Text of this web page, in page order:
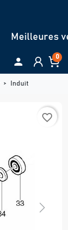
Meilleures
 0
Induit
favorite_border
Next